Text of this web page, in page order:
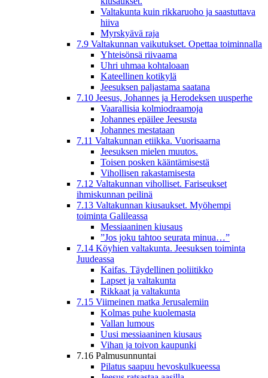
Valtakunta kuin rikkaruoho ja saastuttava
hiiva
Myrskyävä raja
7.9 Valtakunnan vaikutukset. Opettaa toiminnalla
Yhteisönsä riivaama
Uhri uhmaa kohtaloaan
Kateellinen kotikylä
Jeesuksen paljastama saatana
7.10 Jeesus, Johannes ja Herodeksen uusperhe
Vaarallisia kolmiodraamoja
Johannes epäilee Jeesusta
Johannes mestataan
7.11 Valtakunnan etiikka. Vuorisaarna
Jeesuksen mielen muutos.
Toisen posken kääntämisestä
Vihollisen rakastamisesta
7.12 Valtakunnan viholliset. Fariseukset
ihmiskunnan peilinä
7.13 Valtakunnan kiusaukset. Myöhempi
toiminta Galileassa
Messiaaninen kiusaus
”Jos joku tahtoo seurata minua…”
7.14 Köyhien valtakunta. Jeesuksen toiminta
Juudeassa
Kaifas. Täydellinen poliitikko
Lapset ja valtakunta
Rikkaat ja valtakunta
7.15 Viimeinen matka Jerusalemiin
Kolmas puhe kuolemasta
Vallan lumous
Uusi messiaaninen kiusaus
Vihan ja toivon kaupunki
7.16 Palmusunnuntai
Pilatus saapuu hevoskulkueessa